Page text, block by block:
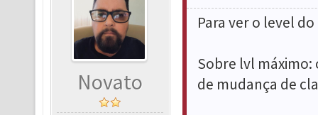
Novato
Para ver o level
Sobre lvl máximo:
de mudança de